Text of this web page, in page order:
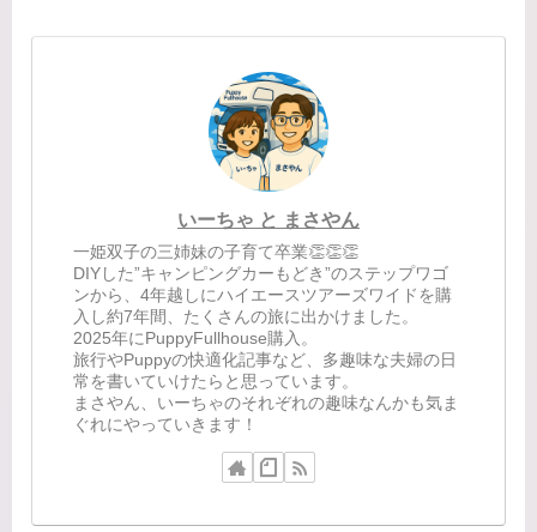
いーちゃ と まさやん
一姫双子の三姉妹の子育て卒業👏👏👏
DIYした”キャンピングカーもどき”のステップワゴ
ンから、4年越しにハイエースツアーズワイドを購
入し約7年間、たくさんの旅に出かけました。
2025年にPuppyFullhouse購入。
旅行やPuppyの快適化記事など、多趣味な夫婦の日
常を書いていけたらと思っています。
まさやん、いーちゃのそれぞれの趣味なんかも気ま
ぐれにやっていきます！